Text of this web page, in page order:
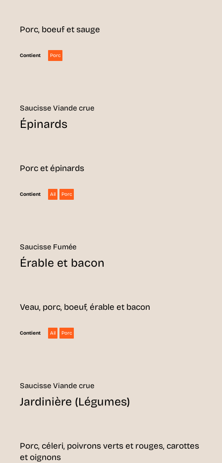
Porc, boeuf et sauge
Contient Porc
Saucisse Viande crue
Épinards
Porc et épinards
Contient Ail Porc
Saucisse Fumée
Érable et bacon
Veau, porc, boeuf, érable et bacon
Contient Ail Porc
Saucisse Viande crue
Jardinière (Légumes)
Porc, céleri, poivrons verts et rouges, carottes
et oignons